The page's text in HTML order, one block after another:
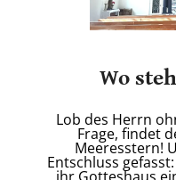
Wo
Lob des Herrn
Frage, findet
Meeresstern!
Entschluss